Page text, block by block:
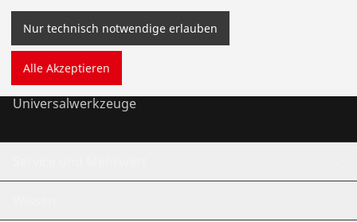
Wartung
Kälte- und Klimatechnik
Universalwerkzeuge
Nur technisch notwendige erlauben
Alle Akzeptieren